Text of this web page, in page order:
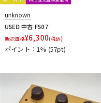
unknown
USED 中古 FS07
販売価格¥6,300(税込)
ポイント：1% (57pt)